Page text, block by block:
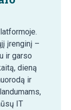
įrenginį –
ir garso
dieną
ir
IT